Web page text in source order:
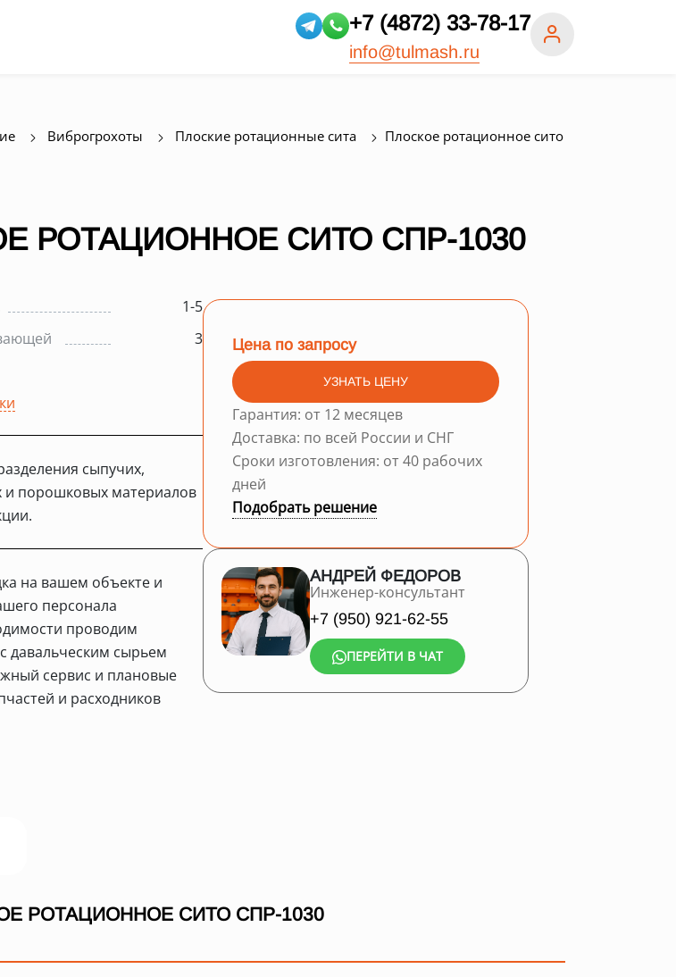
+7 (4872) 33-78-17
info@tulmash.ru
Виброгрохоты Плоские ротационные сита
Плоское ротационное сито
РОТАЦИОННОЕ СИТО СПР-1030
1-5
3
сыпучих,
и порошковых материалов
на вашем объекте и
персонала
проводим
давальческим сырьем
сервис и плановые
и расходников
Цена по запросу
УЗНАТЬ ЦЕНУ
Гарантия: от 12 месяцев
Доставка: по всей России и СНГ
Сроки изготовления: от 40 рабочих
дней
Подобрать решение
АНДРЕЙ ФЕДОРОВ
Инженер-консультант
+7 (950) 921-62-55
ПЕРЕЙТИ В ЧАТ
РОТАЦИОННОЕ СИТО СПР-1030